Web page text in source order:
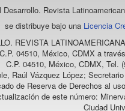
Desarrollo. Revista
se distribuye bajo una Licencia
REVISTA
04510, México, CDMX a
C.P. 04510, México, CDMX, Tel.
Raúl Vázquez López;
de Reserva de Derechos al
de este número:
Ciudad